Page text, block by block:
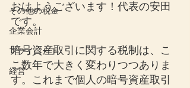
その他の税金
企業会計
プライベート
経営
おはようございます！代表の安田
です。
暗号資産取引に関する税制は、こ
こ数年で大きく変わりつつありま
す。これまで個人の暗号資産取引